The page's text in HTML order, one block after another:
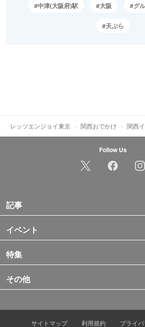
中津(大阪府)駅 大阪 グ
天ぷら
レッツエンジョイ東京 関西おでかけ 関西
Follow Us
記事
イベント
特集
その他
サイトマップ 利用規約 プライ